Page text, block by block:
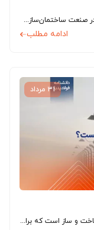
میلگرد و مفتول، دو نوع از مصالح فولادی پرکاربرد در صنعت ساختمان‌سازی هستند که هرکدام ویژگی‌ها و کاربردهای خاص خود را دارند. اگرچه ممکن است...
ادامه مطلب
۳۱ مرداد
سیم خاردار ابزار مهم و چندمنظوره‌ای در صنایع و ساخت و ساز است که برای اهداف مختلف مورد استفاده قرار می‌گیرد. این سیم‌ها از جنس...